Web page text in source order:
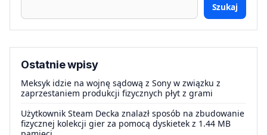
Szukaj
Ostatnie wpisy
Meksyk idzie na wojnę sądową z Sony w związku z
zaprzestaniem produkcji fizycznych płyt z grami
Użytkownik Steam Decka znalazł sposób na zbudowanie
fizycznej kolekcji gier za pomocą dyskietek z 1.44 MB